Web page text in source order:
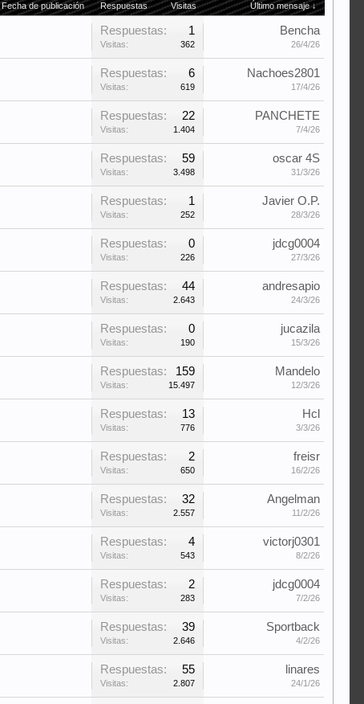
Fecha de publicación Respuestas Visitas Último mensaje ↓
Respuestas: 1
Visitas: 362
Bencha
26/4/26
Respuestas: 6
Visitas: 619
Nachoes2801
17/4/26
Respuestas: 22
Visitas: 1.404
PANCHETE
7/4/26
Respuestas: 59
Visitas: 3.498
oscar 4S
31/3/26
Respuestas: 1
Visitas: 252
Javier O.P.
28/3/26
Respuestas: 0
Visitas: 226
jdcg0004
27/3/26
Respuestas: 44
Visitas: 2.643
andresapio
24/3/26
Respuestas: 0
Visitas: 190
jucazila
15/3/26
Respuestas: 159
Visitas: 15.497
Mandelo
12/3/26
Respuestas: 13
Visitas: 776
Hcl
3/3/26
Respuestas: 2
Visitas: 650
freisr
16/2/26
Respuestas: 32
Visitas: 2.557
Angelman
11/2/26
Respuestas: 4
Visitas: 543
victorj0301
8/2/26
Respuestas: 2
Visitas: 283
jdcg0004
7/2/26
Respuestas: 39
Visitas: 2.646
Sportback
4/2/26
Respuestas: 55
Visitas: 2.807
linares
24/1/26